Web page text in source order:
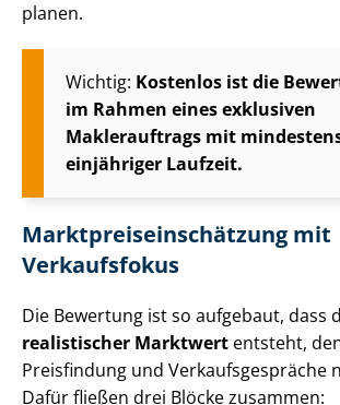
planen.
Wichtig: Kostenlos ist die
im Rahmen eines exklusiven
Maklerauftrags mit
einjähriger Laufzeit.
Markt­preis­ein­schät­zung mit
Verkaufsfokus
Die Bewertung ist so aufgebaut, dass
realistischer Marktwert entsteht,
Preisfindung und Ver­kaufs­ge­sprä­che
Dafür fließen drei Blöcke zusammen: